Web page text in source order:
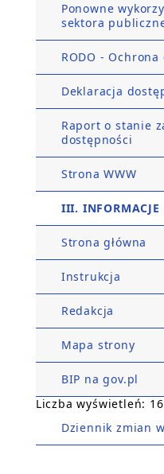
Ponowne
sektora
RODO -
Deklaracja
Raport o stanie
dostępności
Strona WWW
III. INFORMACJE
Strona główna
Instrukcja
Redakcja
Mapa strony
BIP na gov.pl
Liczba wyświetleń:
Dziennik zmian